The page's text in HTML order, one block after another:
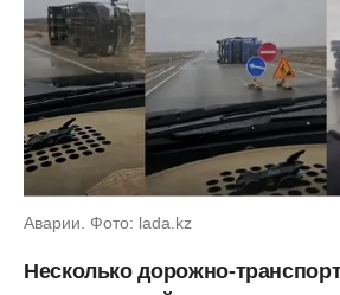
Аварии. Фото: lada.kz
Несколько дорожно-